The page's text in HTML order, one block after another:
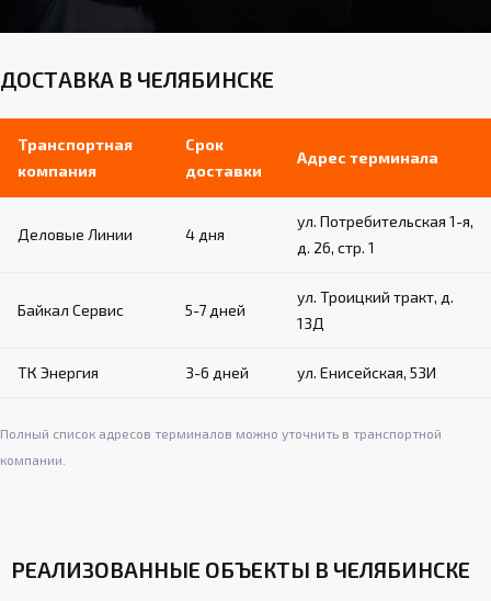
ДОСТАВКА В ЧЕЛЯБИНСКЕ
Транспортная
компания
Срок
доставки
Адрес терминала
Деловые Линии 4 дня
ул. Потребительская 1-я,
д. 26, стр. 1
Байкал Сервис 5-7 дней
ул. Троицкий тракт, д.
13Д
ТК Энергия 3-6 дней ул. Енисейская, 53И
Полный список адресов терминалов можно уточнить в транспортной
компании.
РЕАЛИЗОВАННЫЕ ОБЪЕКТЫ В ЧЕЛЯБИНСКЕ